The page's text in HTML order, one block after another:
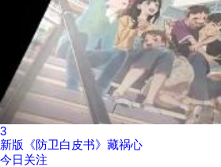
3
新版《防卫白皮书》藏祸心
今日关注